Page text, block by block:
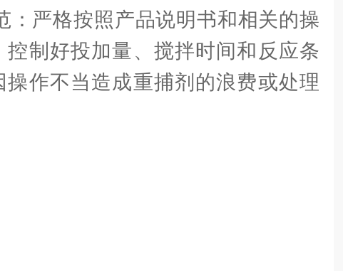
严格按照产品说明书和相关的操
制好投加量、搅拌时间和反应条
作不当造成重捕剂的浪费或处理